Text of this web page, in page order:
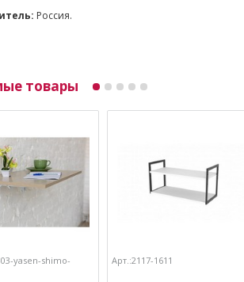
Россия.
товары
yasen-shimo-
Арт.:2117-1611